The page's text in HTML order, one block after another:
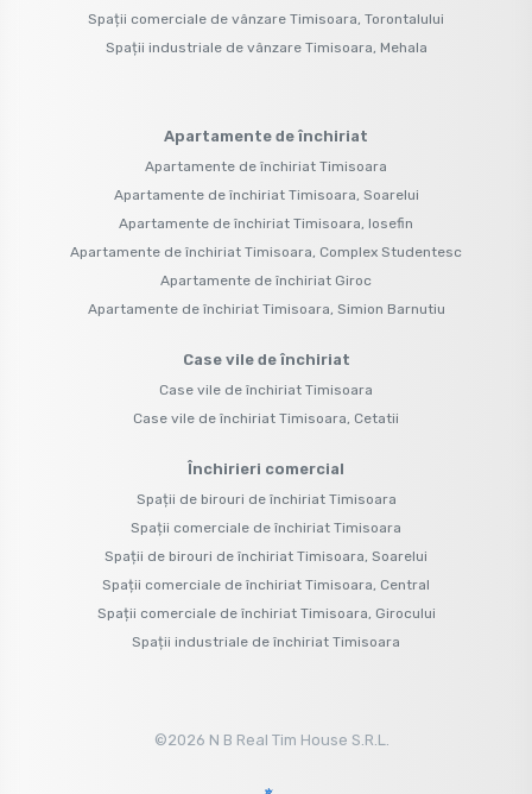
Spații comerciale de vânzare Timisoara, Torontalului
Spații industriale de vânzare Timisoara, Mehala
Apartamente de închiriat
Apartamente de închiriat Timisoara
Apartamente de închiriat Timisoara, Soarelui
Apartamente de închiriat Timisoara, Iosefin
Apartamente de închiriat Timisoara, Complex Studentesc
Apartamente de închiriat Giroc
Apartamente de închiriat Timisoara, Simion Barnutiu
Case vile de închiriat
Case vile de închiriat Timisoara
Case vile de închiriat Timisoara, Cetatii
Închirieri comercial
Spații de birouri de închiriat Timisoara
Spații comerciale de închiriat Timisoara
Spații de birouri de închiriat Timisoara, Soarelui
Spații comerciale de închiriat Timisoara, Central
Spații comerciale de închiriat Timisoara, Girocului
Spații industriale de închiriat Timisoara
©2026 N B Real Tim House S.R.L.